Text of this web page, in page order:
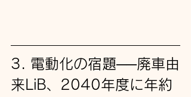
3. 電動化の宿題──廃車由
来LiB、2040年度に年約